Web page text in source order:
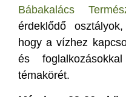
Bábakalács
érdeklődő
hogy a vízhez
és
témakörét.